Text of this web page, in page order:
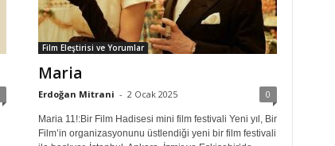
Film Eleştirisi ve Yorumlar
Maria
Erdoğan Mitrani - 2 Ocak 2025 0
Maria 11!:Bir Film Hadisesi mini film festivali Yeni yıl, Bir
Film’in organizasyonunu üstlendiği yeni bir film festivali